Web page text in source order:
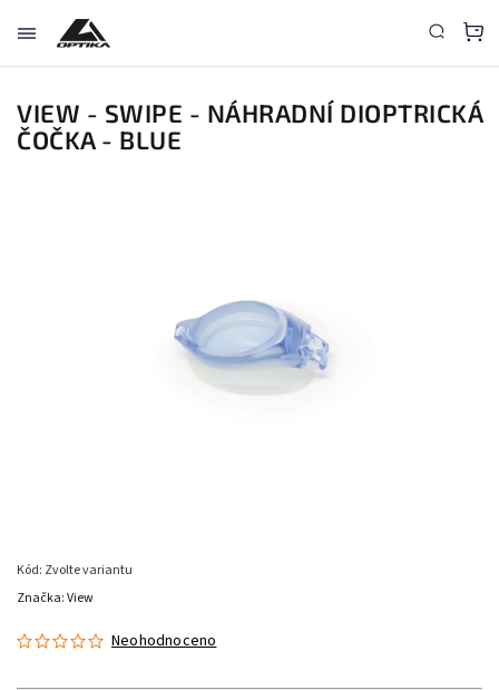
VIEW - SWIPE - NÁHRADNÍ DIOPTRICKÁ
ČOČKA - BLUE
Kód: Zvolte variantu
Neohodnoceno
Značka:View